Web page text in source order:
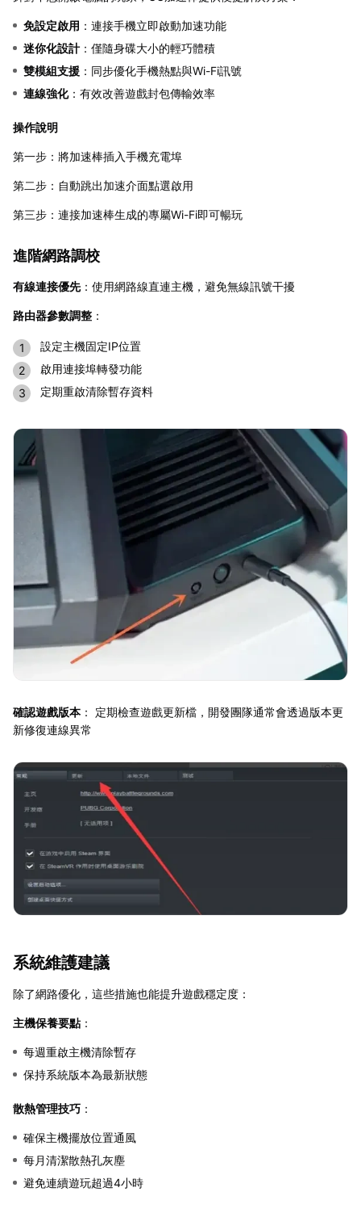
免設定啟用 ：連接手機立即啟動加速功能
迷你化設計：僅隨身碟大小的輕巧體積
雙模組支援 ：同步優化手機熱點與Wi-Fi訊號
連線強化：有效改善遊戲封包傳輸效率
操作說明
第一步：將加速棒插入手機充電埠
第二步：自動跳出加速介面點選啟用
第三步：連接加速棒生成的專屬Wi-Fi即可暢玩
進階網路調校
有線連接優先：使用網路線直連主機，避免無線訊號干擾
路由器參數調整 ：
設定主機固定IP位置
啟用連接埠轉發功能
定期重啟清除暫存資料
確認遊戲版本： 定期檢查遊戲更新檔，開發團隊通常會透過版本更
新修復連線異常
系統維護建議
除了網路優化，這些措施也能提升遊戲穩定度：
主機保養要點：
每週重啟主機清除暫存
保持系統版本為最新狀態
散熱管理技巧 ：
確保主機擺放位置通風
每月清潔散熱孔灰塵
避免連續遊玩超過4小時